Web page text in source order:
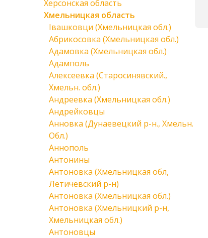
Херсонская область
Хмельницкая область
Івашковци (Хмельницкая обл.)
Абрикосовка (Хмельницкая обл.)
Адамовка (Хмельницкая обл.)
Адамполь
Алексеевка (Старосинявский.,
Хмельн. обл.)
Андреевка (Хмельницкая обл.)
Андрейковцы
Анновка (Дунаевецкий р-н., Хмельн.
Обл.)
Аннополь
Антонины
Антоновка (Хмельницкая обл,
Летичевский р-н)
Антоновка (Хмельницкая обл.)
Антоновка (Хмельницкий р-н,
Хмельницкая обл.)
Антоновцы